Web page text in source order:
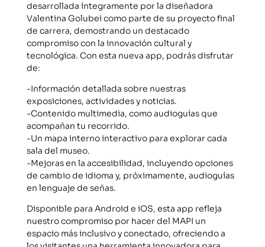
desarrollada íntegramente por la diseñadora
Valentina Golubei como parte de su proyecto final
de carrera, demostrando un destacado
compromiso con la innovación cultural y
tecnológica. Con esta nueva app, podrás disfrutar
de:
-Información detallada sobre nuestras
exposiciones, actividades y noticias.
-Contenido multimedia, como audioguías que
acompañan tu recorrido.
-Un mapa interno interactivo para explorar cada
sala del museo.
-Mejoras en la accesibilidad, incluyendo opciones
de cambio de idioma y, próximamente, audioguías
en lenguaje de señas.
Disponible para Android e iOS, esta app refleja
nuestro compromiso por hacer del MAPI un
espacio más inclusivo y conectado, ofreciendo a